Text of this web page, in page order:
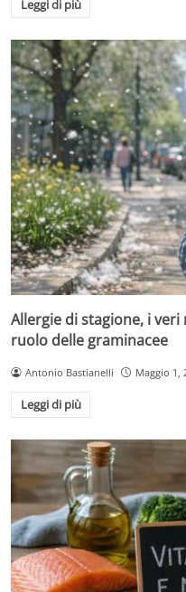
Leggi di più
Allergie di stagione, i
ruolo delle graminacee
Antonio Bastianelli Maggio 1,
Leggi di più